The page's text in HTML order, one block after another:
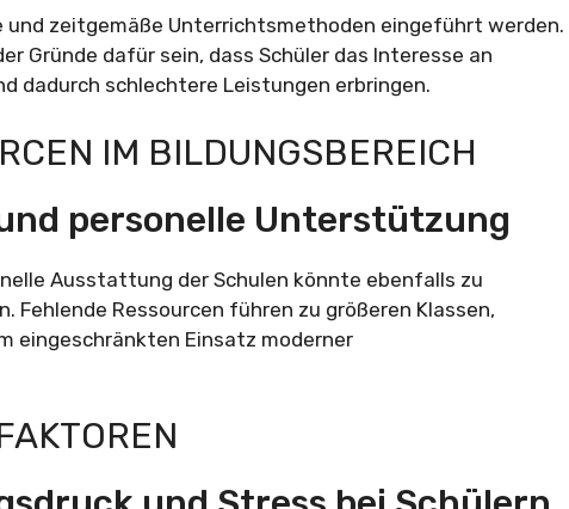
und zeitgemäße Unterrichtsmethoden eingeführt werden.
Gründe dafür sein, dass Schüler das Interesse an
dadurch schlechtere Leistungen erbringen.
IM BILDUNGSBEREICH
personelle Unterstützung
Ausstattung der Schulen könnte ebenfalls zu
Fehlende Ressourcen führen zu größeren Klassen,
eingeschränkten Einsatz moderner